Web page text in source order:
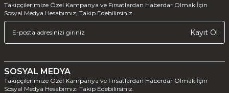
Takipçilerimize Özel Kampanya ve Fırsatlardan Haberdar Olmak İçin
Sosyal Medya Hesabımızı Takip Edebilirsiniz.
Kayıt Ol
SOSYAL MEDYA
Takipçilerimize Özel Kampanya ve Fırsatlardan Haberdar Olmak İçin
Sosyal Medya Hesabımızı Takip Edebilirsiniz.